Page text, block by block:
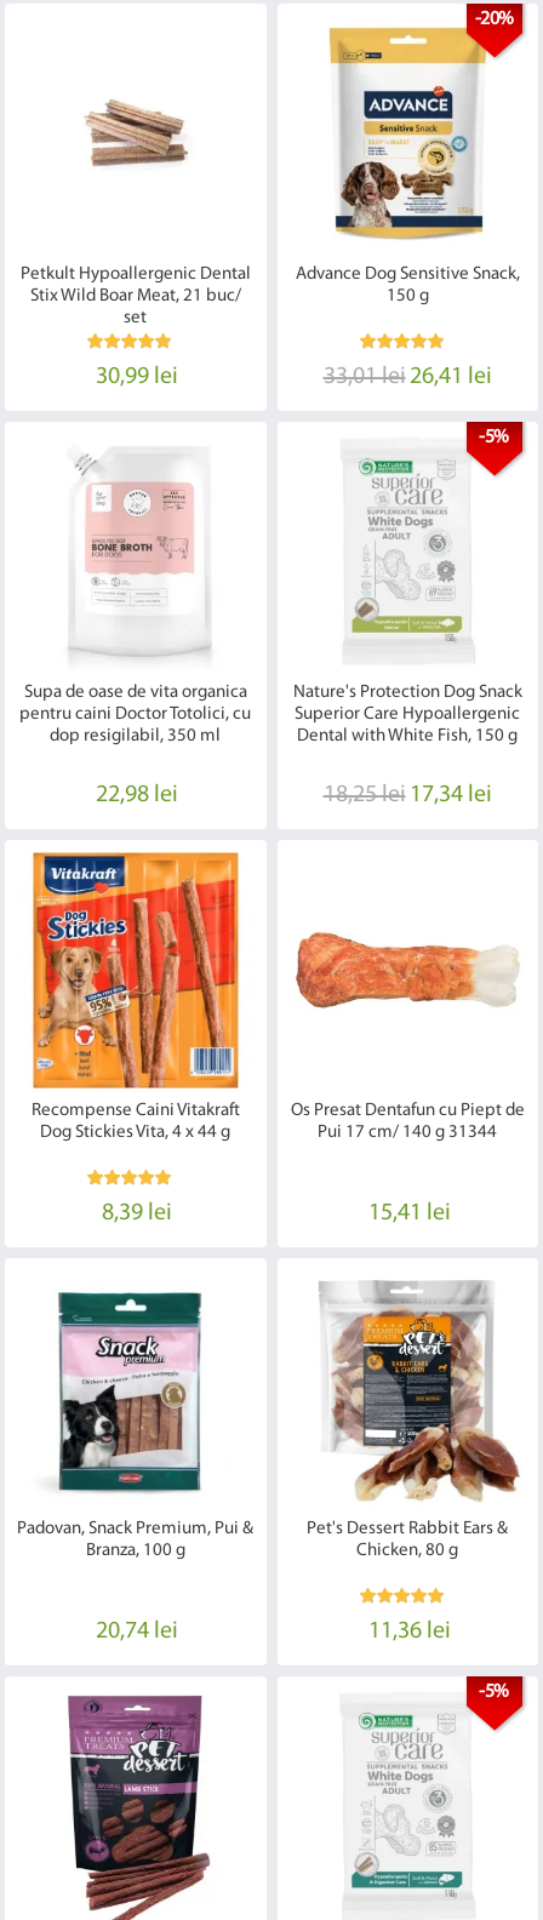
Petkult Hypoallergenic Dental
Stix Wild Boar Meat, 21 buc/
set
30,99 lei
-20%
Advance Dog Sensitive Snack,
150 g
33,01 lei 26,41 lei
Supa de oase de vita organica
pentru caini Doctor Totolici, cu
dop resigilabil, 350 ml
22,98 lei
-5%
Nature's Protection Dog Snack
Superior Care Hypoallergenic
Dental with White Fish, 150 g
18,25 lei 17,34 lei
Recompense Caini Vitakraft
Dog Stickies Vita, 4 x 44 g
8,39 lei
Os Presat Dentafun cu Piept de
Pui 17 cm/ 140 g 31344
15,41 lei
Padovan, Snack Premium, Pui &
Branza, 100 g
20,74 lei
Pet's Dessert Rabbit Ears &
Chicken, 80 g
11,36 lei
-5%